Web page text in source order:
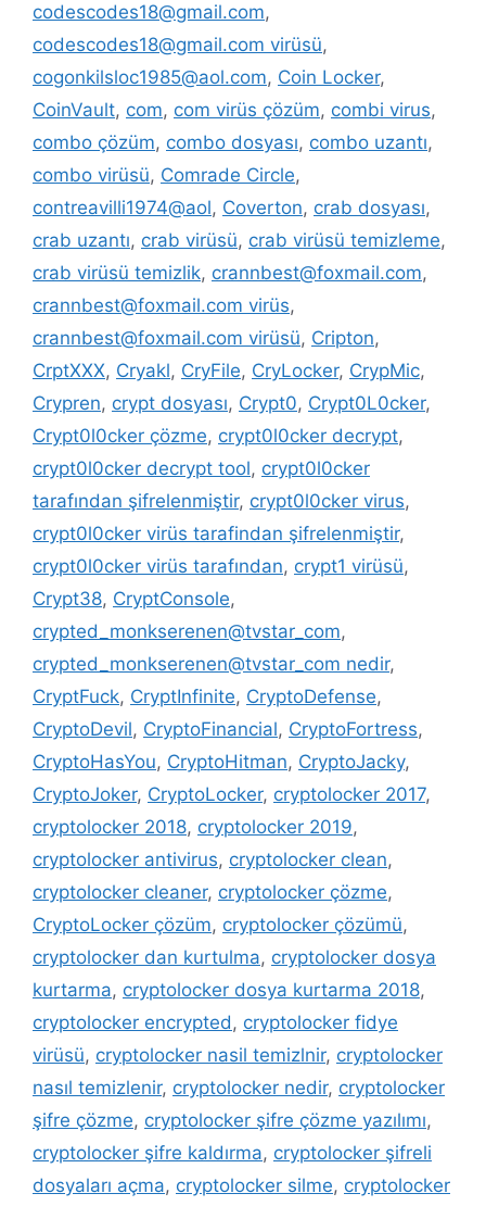
codescodes18@gmail.com,
codescodes18@gmail.com virüsü,
cogonkilsloc1985@aol.com, Coin Locker,
CoinVault, com, com virüs çözüm, combi virus,
combo çözüm, combo dosyası, combo uzantı,
combo virüsü, Comrade Circle,
contreavilli1974@aol, Coverton, crab dosyası,
crab uzantı, crab virüsü, crab virüsü temizleme,
crab virüsü temizlik, crannbest@foxmail.com,
crannbest@foxmail.com virüs,
crannbest@foxmail.com virüsü, Cripton,
CrptXXX, Cryakl, CryFile, CryLocker, CrypMic,
Crypren, crypt dosyası, Crypt0, Crypt0L0cker,
Crypt0l0cker çözme, crypt0l0cker decrypt,
crypt0l0cker decrypt tool, crypt0l0cker
tarafından şifrelenmiştir, crypt0l0cker virus,
crypt0l0cker virüs tarafindan şifrelenmiştir,
crypt0l0cker virüs tarafından, crypt1 virüsü,
Crypt38, CryptConsole,
crypted_monkserenen@tvstar_com,
crypted_monkserenen@tvstar_com nedir,
CryptFuck, CryptInfinite, CryptoDefense,
CryptoDevil, CryptoFinancial, CryptoFortress,
CryptoHasYou, CryptoHitman, CryptoJacky,
CryptoJoker, CryptoLocker, cryptolocker 2017,
cryptolocker 2018, cryptolocker 2019,
cryptolocker antivirus, cryptolocker clean,
cryptolocker cleaner, cryptolocker çözme,
CryptoLocker çözüm, cryptolocker çözümü,
cryptolocker dan kurtulma, cryptolocker dosya
kurtarma, cryptolocker dosya kurtarma 2018,
cryptolocker encrypted, cryptolocker fidye
virüsü, cryptolocker nasil temizlnir, cryptolocker
nasıl temizlenir, cryptolocker nedir, cryptolocker
şifre çözme, cryptolocker şifre çözme yazılımı,
cryptolocker şifre kaldırma, cryptolocker şifreli
dosyaları açma, cryptolocker silme, cryptolocker